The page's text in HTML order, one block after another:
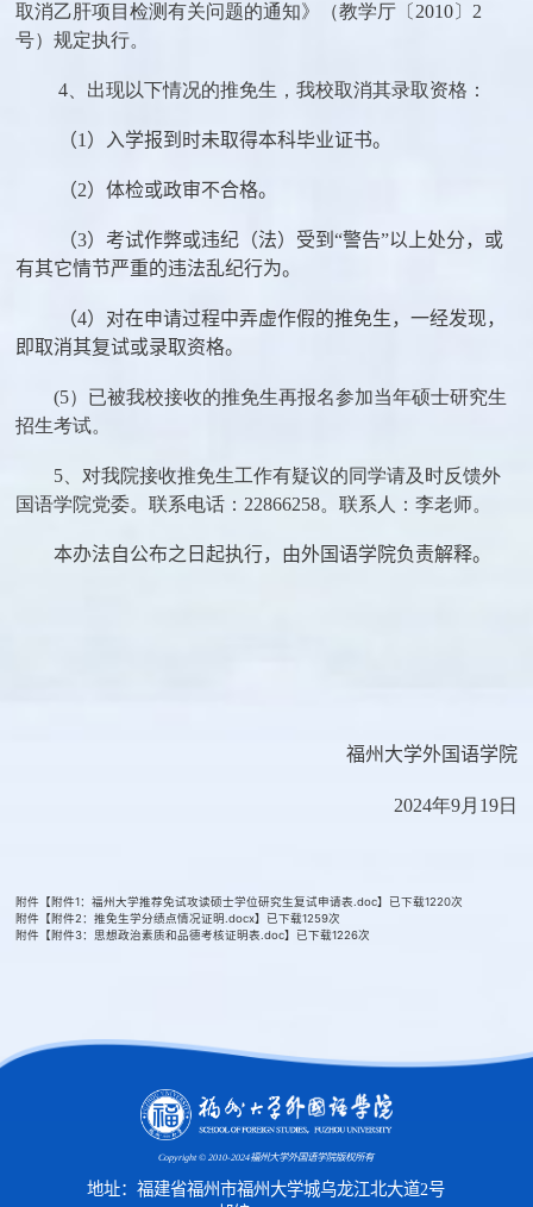
取消乙肝项目检测有关问题的通知》（教学厅〔 2010〕 2
号）规定执行。
4、出现以下情况的推免生，我校取消其录取资格：
（1 ）入学报到时未取得本科毕业证书。
（2）体检或政审不合格。
（3）考试作弊或违纪（法）受到“警告”以上处分，或
有其它情节严重的违法乱纪行为。
（4）对在申请过程中弄虚作假的推免生，一经发现，
即取消其复试或录取资格。
(5）已被我校接收的推免生再报名参加当年硕士研究生
招生考试。
5、对我院接收推免生工作有疑议的同学请及时反馈外
国语学院党委。联系电话： 22866258。联系人：李老师。
本办法自公布之日起执行，由外国语学院负责解释。
福州大学外国语学院
2024年9月 19日
附件【附件1：福州大学推荐免试攻读硕士学位研究生复试申请表.doc】已下载1220次
附件【附件2：推免生学分绩点情况证明.docx】已下载1259次
附件【附件3：思想政治素质和品德考核证明表.doc】已下载1226次
Copyright © 2010-2024福州大学外国语学院版权所有
地址：福建省福州市福州大学城乌龙江北大道2号